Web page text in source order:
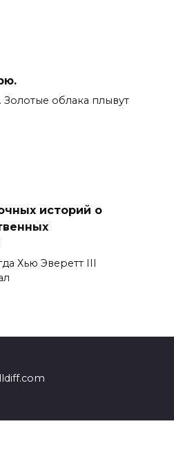
облака плывут
историй о
Хью Эверетт III